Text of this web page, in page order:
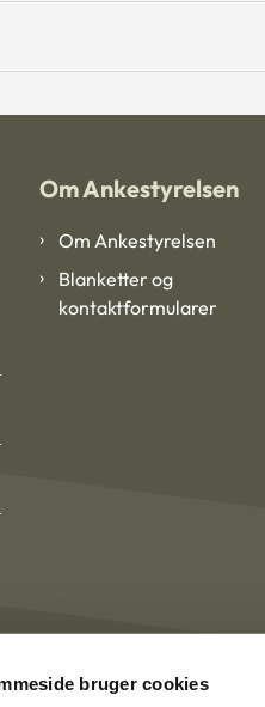
bruger cookies
Om Ankestyrelsen
Om Ankestyrelsen
Blanketter og
kontaktformularer